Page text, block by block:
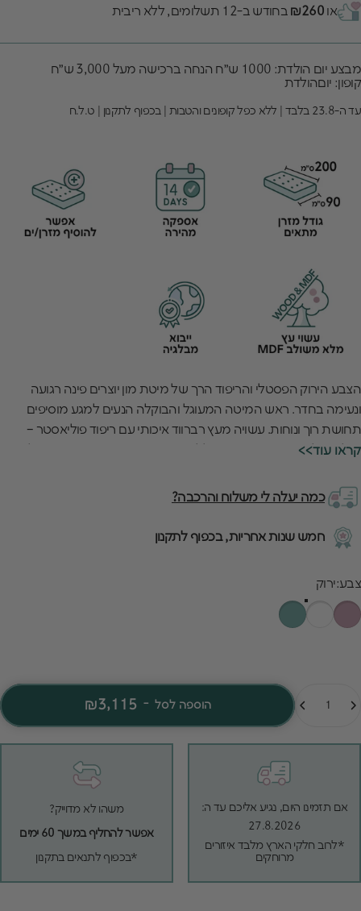
או₪260 בחודש ב-12 תשלומים, ללא ריבית
מבצע יום הולדת: 1000 ש״ח הנחה ברכישה מעל 3,000 ש״ח
קופון: יוםהולדת
עד ה-23.8 בלבד | ללא כפל קופונים והטבות | בכפוף לתקנון | ט.ל.ח
הצבע הירוק הפסטלי והריפוד הרך של מיטת מון יוצרים פינה רגועה
ונעימה בחדר. ראש המיטה המעוגל והבוקלה הנעים למגע מוסיפים
תחושת רוך ונוחות. עשויה מעץ רברווד איכותי עם ריפוד פוליאסטר –
שילוב של מראה ונוחות יחד. כוללת ארגז אחסון מרווח שנפתח בקלות
<<קראו עוד
כמה יעלה לי משלוח והרכבה?
חמש שנות אחריות, בכפוף לתקנון
צבע
צבע:ירוק
הוספה לסל -
₪3,115
אם תזמינו היום, נגיע אליכם עד ה:
27.8.2026
*לרוב חלקי הארץ מלבד איזורים
מרוחקים
משהו לא מדוייק?
אפשר להחליף במשך 60 ימים
*בכפוף לתנאים בתקנון